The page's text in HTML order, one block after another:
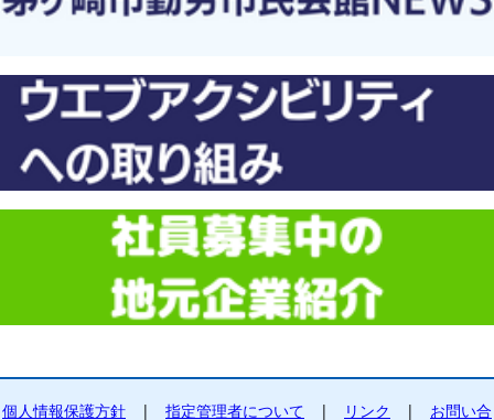
個人情報保護方針 | 指定管理者について | リンク | お問い合